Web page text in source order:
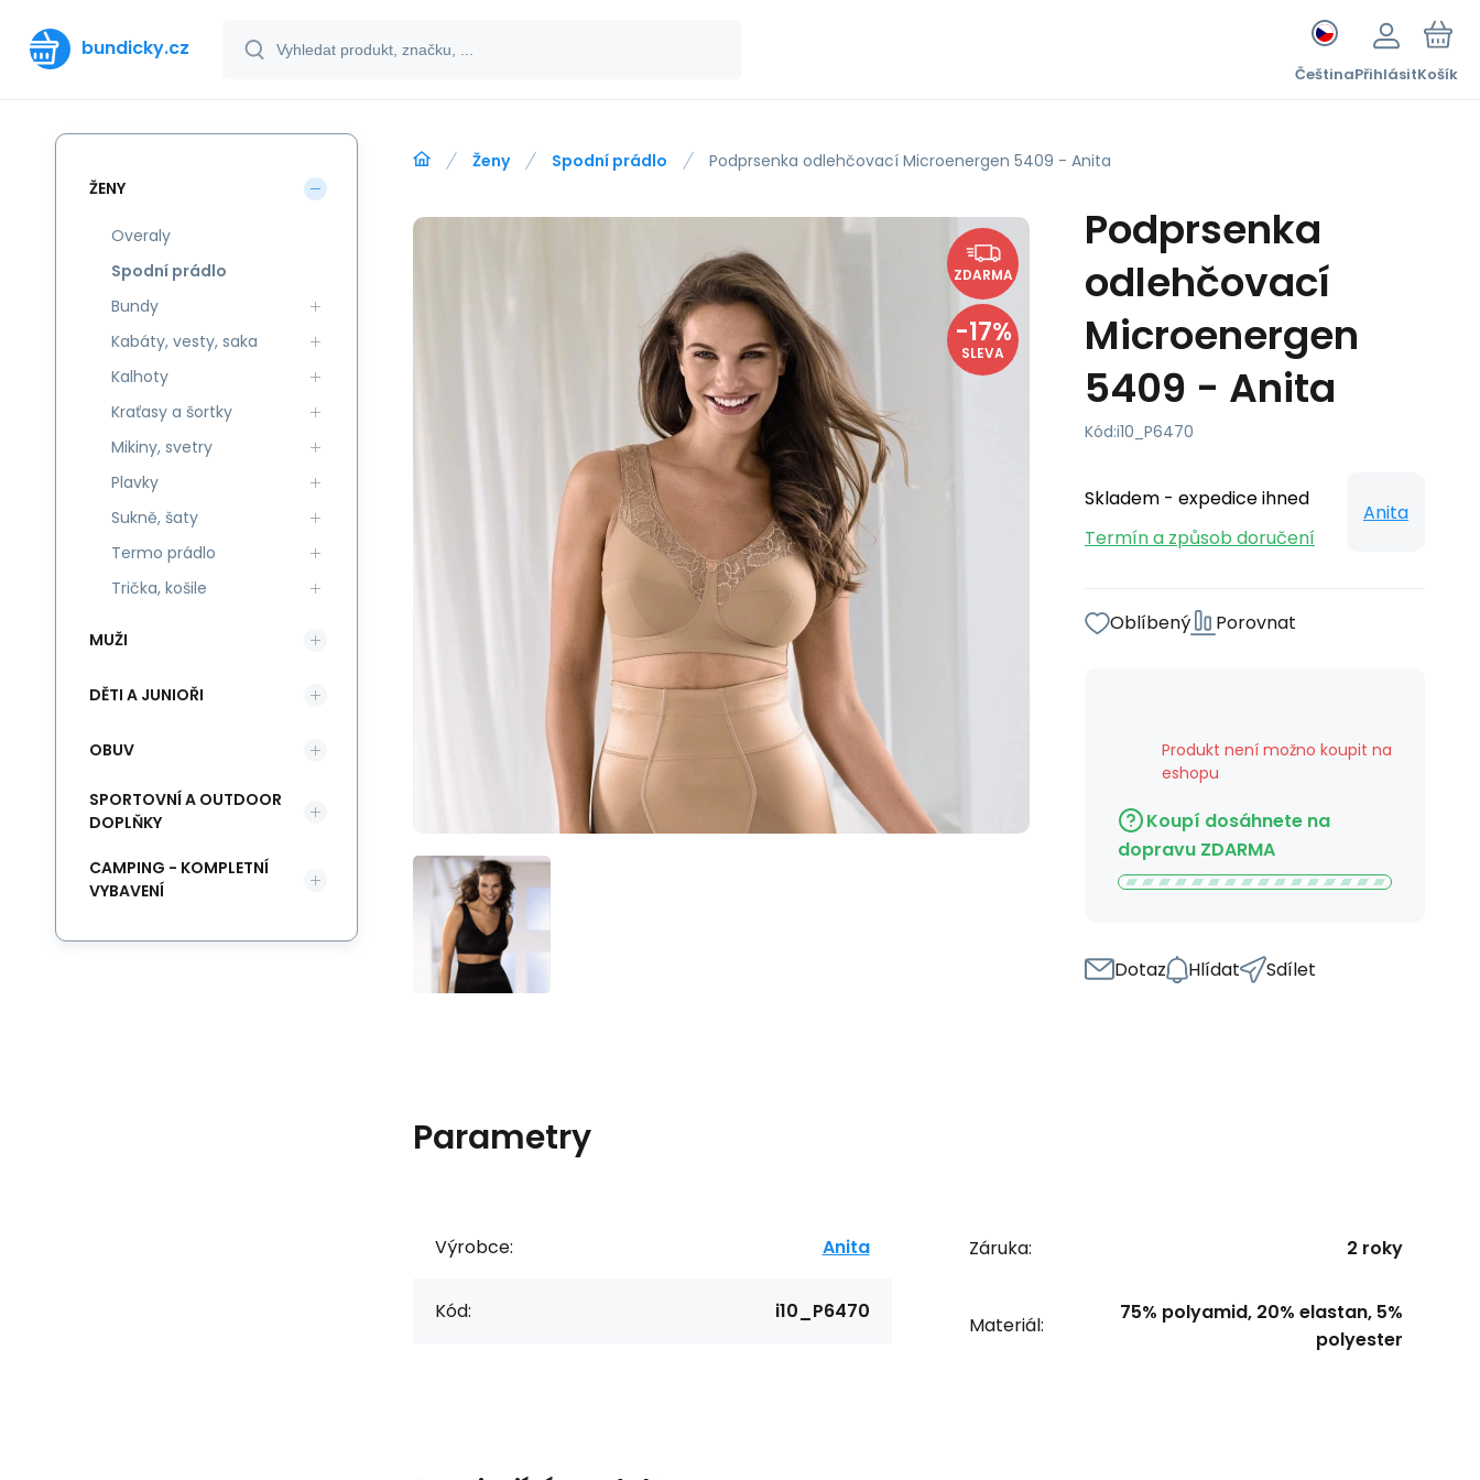
bundicky.cz
ČeštinaPřihlásitKošík
Ženy Spodní prádlo Podprsenka odlehčovací Microenergen 5409 - Anita
ZDARMA
-17%
SLEVA
Podprsenka
odlehčovací
Microenergen
5409 - Anita
Kód:i10_P6470
Skladem - expedice ihned
Termín a způsob doručení
Anita
Oblíbený Porovnat
Produkt není možno koupit na
eshopu
Koupí dosáhnete na
dopravu ZDARMA
Dotaz Hlídat Sdílet
Parametry
Výrobce: Anita
Kód: i10_P6470
Záruka: 2 roky
Materiál:
75% polyamid, 20% elastan, 5%
polyester
ŽENY
Overaly
Spodní prádlo
Bundy
Kabáty, vesty, saka
Kalhoty
Kraťasy a šortky
Mikiny, svetry
Plavky
Sukně, šaty
Termo prádlo
Trička, košile
MUŽI
DĚTI A JUNIOŘI
OBUV
SPORTOVNÍ A OUTDOOR
DOPLŇKY
CAMPING - KOMPLETNÍ
VYBAVENÍ